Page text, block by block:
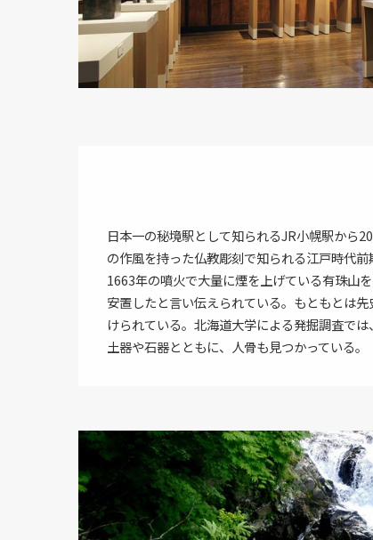
日本一の秘境駅として知られるJR小幌駅から
の作風を持った仏教彫刻で知られる江戸時代
1663年の噴火で大量に煙を上げている有珠山
安置したと言い伝えられている。もともとは
けられている。北海道大学による発掘調査で
土器や石器とともに、人骨も見つかっている。